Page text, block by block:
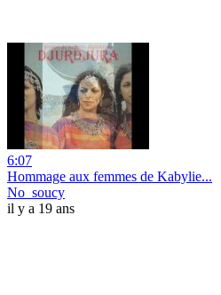
6:07
Hommage aux femmes de Kabylie...
No_soucy
il y a 19 ans